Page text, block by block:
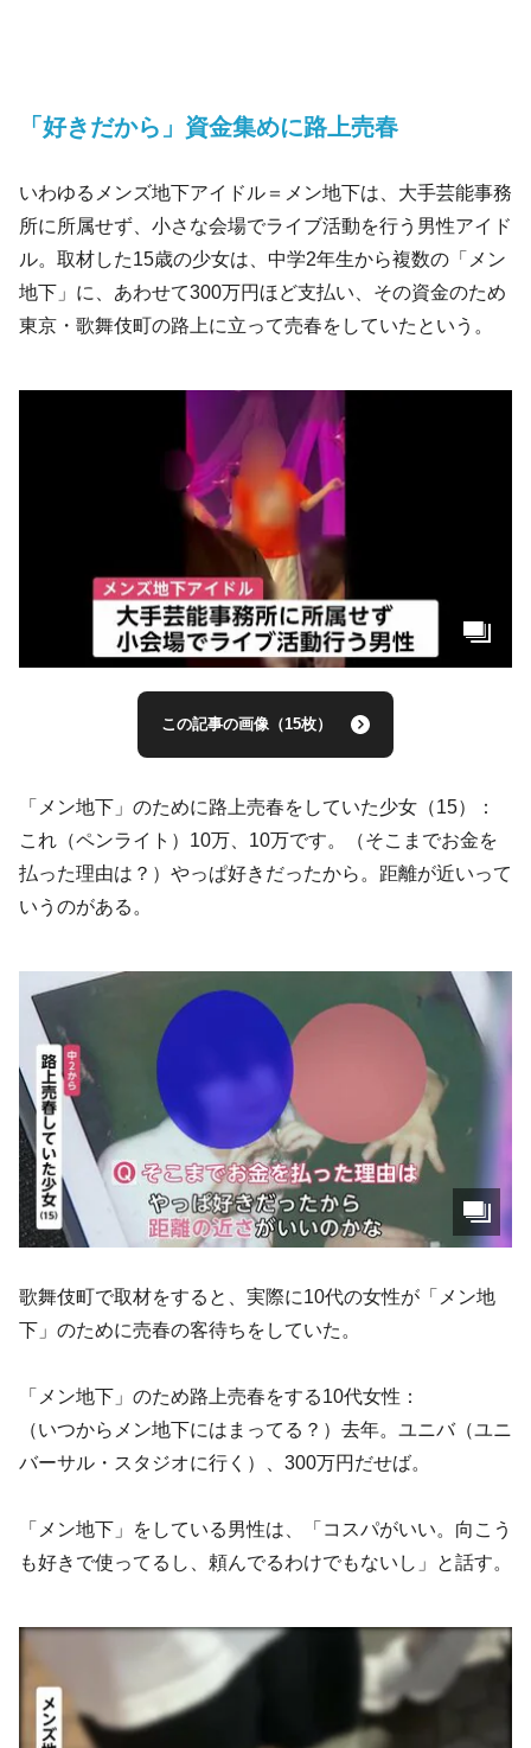
「好きだから」資金集めに路上売春
いわゆるメンズ地下アイドル＝メン地下は、大手芸能事務
所に所属せず、小さな会場でライブ活動を行う男性アイド
ル。取材した15歳の少女は、中学2年生から複数の「メン
地下」に、あわせて300万円ほど支払い、その資金のため
東京・歌舞伎町の路上に立って売春をしていたという。
この記事の画像（15枚）
「メン地下」のために路上売春をしていた少女（15）：
これ（ペンライト）10万、10万です。（そこまでお金を
払った理由は？）やっぱ好きだったから。距離が近いって
いうのがある。
歌舞伎町で取材をすると、実際に10代の女性が「メン地
下」のために売春の客待ちをしていた。
「メン地下」のため路上売春をする10代女性：
（いつからメン地下にはまってる？）去年。ユニバ（ユニ
バーサル・スタジオに行く）、300万円だせば。
「メン地下」をしている男性は、「コスパがいい。向こう
も好きで使ってるし、頼んでるわけでもないし」と話す。